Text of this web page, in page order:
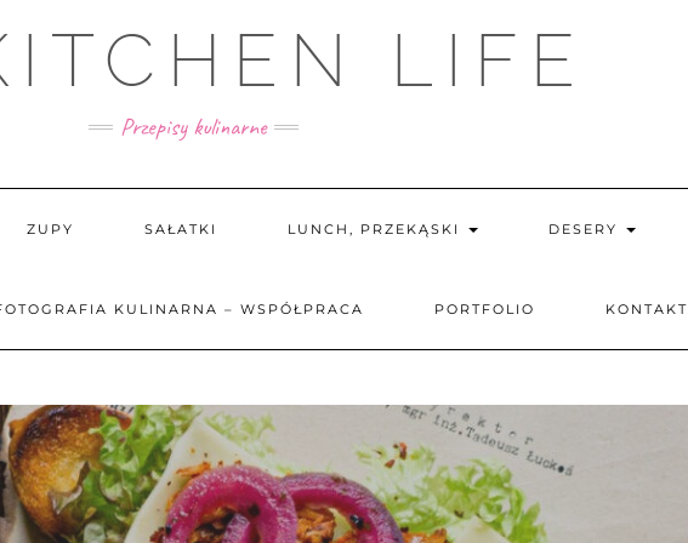
LIFE
Przepisy kulinarne
ZUPY SAŁATKI LUNCH, PRZEKĄSKI DESERY
KULINARNA – WSPÓŁPRACA PORTFOLIO KONTAKT